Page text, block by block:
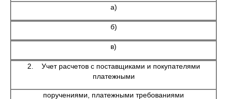
а)
б)
в)
2. Учет расчетов с поставщиками и покупателями
платежными
поручениями, платежными требованиями